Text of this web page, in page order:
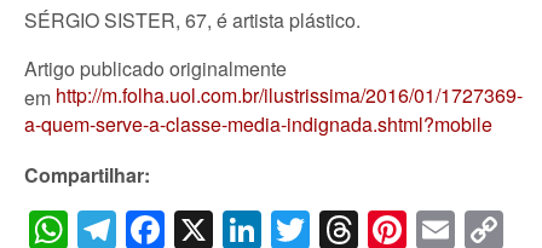
SÉRGIO SISTER, 67, é artista plástico.
Artigo publicado originalmente
em http://m.folha.uol.com.br/ilustrissima/2016/01/1727369-
a-quem-serve-a-classe-media-indignada.shtml?mobile
Compartilhar:
WhatsApp
Telegram
Facebook
X LinkedIn
Twitter
Threads